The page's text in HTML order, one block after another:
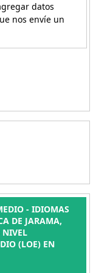
datos
nos envíe un
- IDIOMAS
DE JARAMA,
NIVEL
(LOE) EN